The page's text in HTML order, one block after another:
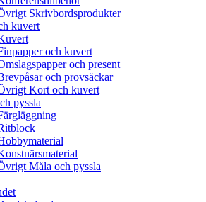
Skrivbordsprodukter
kuvert
och kuvert
och present
och provsäckar
Kort och kuvert
pyssla
Måla och pyssla